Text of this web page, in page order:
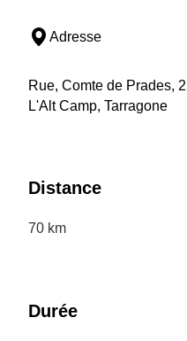
Adresse
Rue, Comte de Prades,
L'Alt Camp, Tarragone
Distance
70 km
Durée